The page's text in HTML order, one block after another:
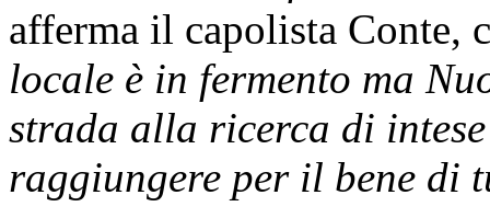
afferma il capolista Conte,
locale è in fermento ma
strada alla ricerca di
raggiungere per il bene di